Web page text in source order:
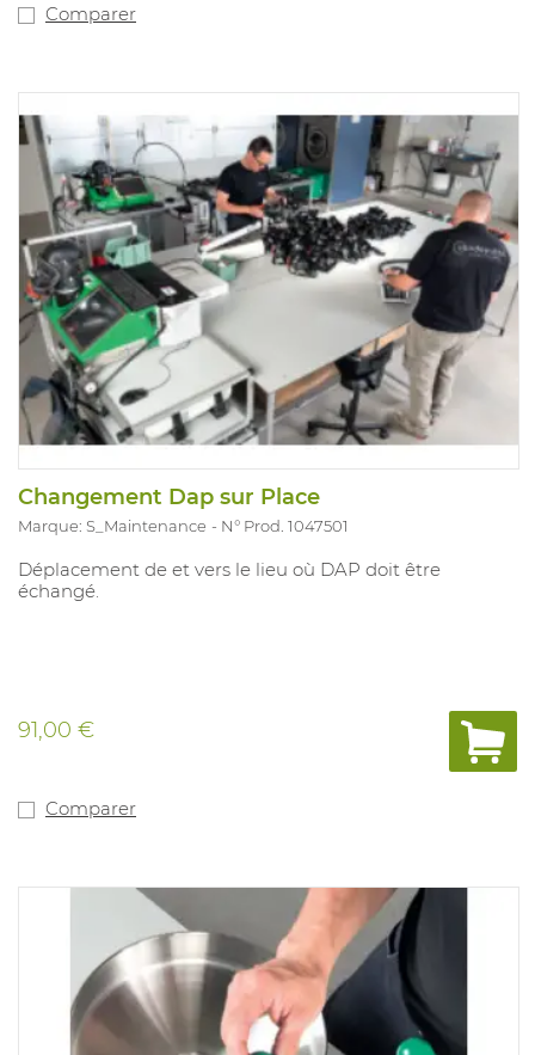
Comparer
Changement Dap sur Place
Marque: S_Maintenance N° Prod. 1047501
Déplacement de et vers le lieu où DAP doit être
échangé.
91,00 €
Comparer